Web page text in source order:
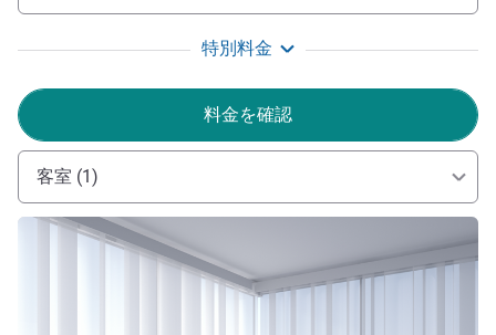
特別料金
料金を確認
客室 (1)
詳細を表示